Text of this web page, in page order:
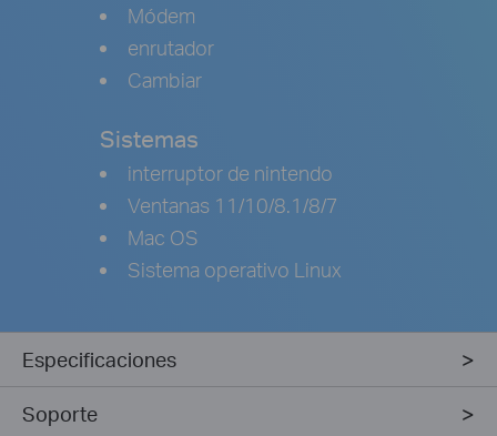
Módem
enrutador
Cambiar
Sistemas
interruptor de nintendo
Ventanas 11/10/8.1/8/7
Mac OS
Sistema operativo Linux
Especificaciones
Soporte